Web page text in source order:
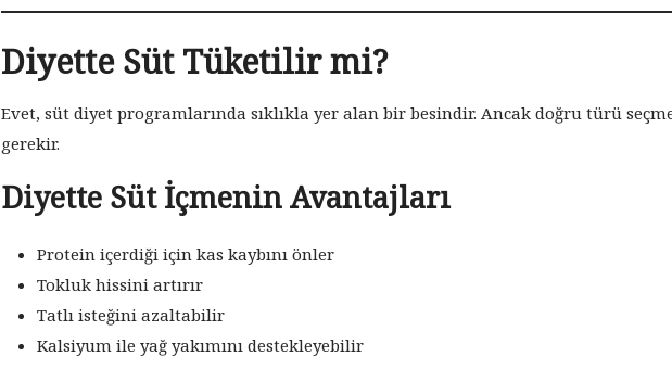
Diyette Süt Tüketilir mi?
Evet, süt diyet programlarında sıklıkla yer alan bir besindir. Ancak doğru türü
gerekir.
Diyette Süt İçmenin Avantajları
Protein içerdiği için kas kaybını önler
Tokluk hissini artırır
Tatlı isteğini azaltabilir
Kalsiyum ile yağ yakımını destekleyebilir